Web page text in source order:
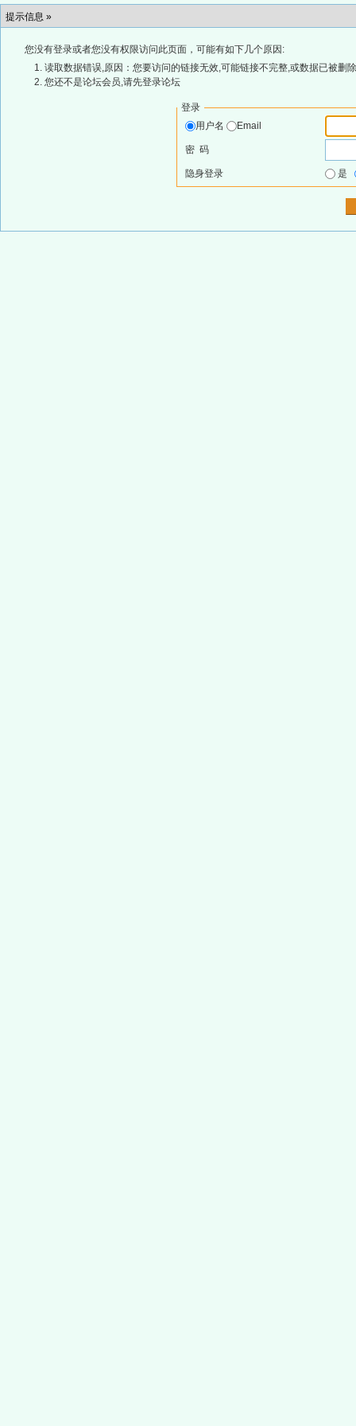
提示信息 »
您没有登录或者您没有权限访问此页面，可能有如下几个原因:
读取数据错误,原因：您要访问的链接无效,可能链接不完整,或数据已被删
您还不是论坛会员,请先登录论坛
登录
用户名
Email
密 码
隐身登录 是